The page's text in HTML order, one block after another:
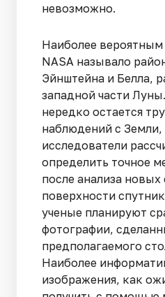
невозможно.
Наиболее
NASA называло
Эйнштейна и Белла,
западной части
нередко остается
наблюдений с
исследователи
определить точное
после анализа
поверхности
ученые планируют
фотографии,
предполагаемого
Наиболее
изображения, как